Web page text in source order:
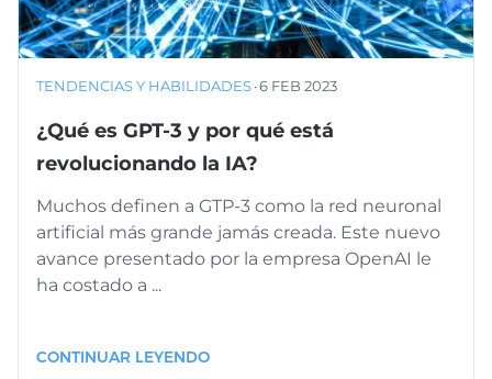
TENDENCIAS Y HABILIDADES·6 FEB 2023
¿Qué es GPT-3 y por qué está
revolucionando la IA?
Muchos definen a GTP-3 como la red neuronal
artificial más grande jamás creada. Este nuevo
avance presentado por la empresa OpenAI le
ha costado a ...
CONTINUAR LEYENDO